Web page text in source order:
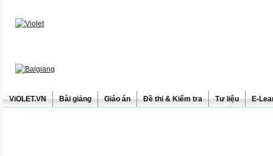
ViOLET.VN Bài giảng Giáo án Đề thi & Kiểm tra Tư liệu E-